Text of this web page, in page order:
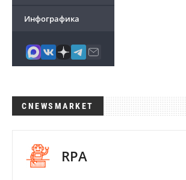
Инфографика
CNEWSMARKET
RPA